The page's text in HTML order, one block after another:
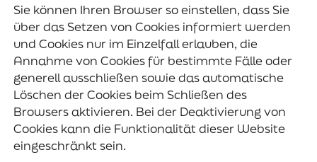
Sie können Ihren Browser so einstellen, dass Sie
über das Setzen von Cookies informiert werden
und Cookies nur im Einzelfall erlauben, die
Annahme von Cookies für bestimmte Fälle oder
generell ausschließen sowie das automatische
Löschen der Cookies beim Schließen des
Browsers aktivieren. Bei der Deaktivierung von
Cookies kann die Funktionalität dieser Website
eingeschränkt sein.